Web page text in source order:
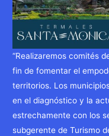
“Realizaremos comités
fin de fomentar el
territorios. Los
en el diagnóstico y la
estrechamente con los
subgerente de Turismo